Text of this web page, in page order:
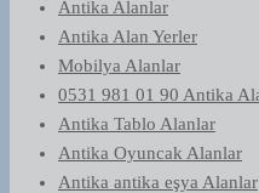
Antika Alanlar
Antika Alan Yerler
Mobilya Alanlar
0531 981 01 90 Antika
Antika Tablo Alanlar
Antika Oyuncak Alanlar
Antika antika eşya Alanlar